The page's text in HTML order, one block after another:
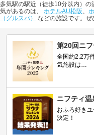
多気駅の駅近（徒歩10分以内）
気があるのは、 ホテルAU松阪 、
（グルスパ）
などの施設です。ぜ
第20回ニ
全国約2.2万
気施設は…
ニフティ
おふろ好き
決定！